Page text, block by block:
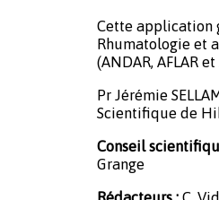
Cette application
Rhumatologie et
(ANDAR, AFLAR et
Pr Jérémie
Scientifique de
Conseil
Grange